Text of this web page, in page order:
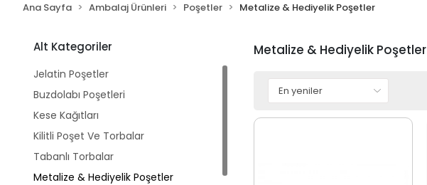
Ana Sayfa Ambalaj Ürünleri Poşetler Metalize & Hediyelik Poşetler
Alt Kategoriler
Jelatin Poşetler
Buzdolabı Poşetleri
Kese Kağıtları
Kilitli Poşet Ve Torbalar
Tabanlı Torbalar
Metalize & Hediyelik Poşetler
Metalize & Hediyelik Poşetler